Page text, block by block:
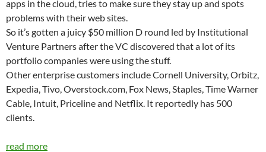
apps in the cloud, tries to make sure they stay up and spots
problems with their web sites.
So it’s gotten a juicy $50 million D round led by Institutional
Venture Partners after the VC discovered that a lot of its
portfolio companies were using the stuff.
Other enterprise customers include Cornell University, Orbitz,
Expedia, Tivo, Overstock.com, Fox News, Staples, Time Warner
Cable, Intuit, Priceline and Netflix. It reportedly has 500
clients.
read more